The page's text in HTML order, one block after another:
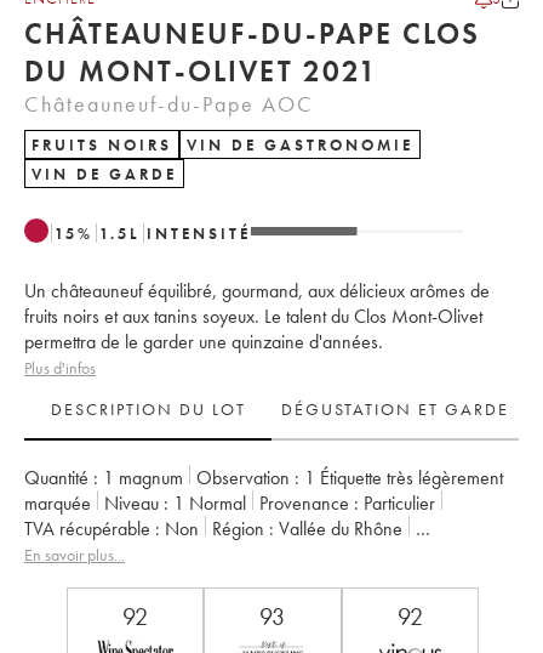
CHÂTEAUNEUF-DU-PAPE CLOS
DU MONT-OLIVET 2021
Châteauneuf-du-Pape AOC
FRUITS NOIRS
VIN DE GASTRONOMIE
VIN DE GARDE
15% 1.5 L INTENSITÉ
Un châteauneuf équilibré, gourmand, aux délicieux arômes de
fruits noirs et aux tanins soyeux. Le talent du Clos Mont-Olivet
permettra de le garder une quinzaine d'années.
Plus d'infos
DESCRIPTION DU LOT
DÉGUSTATION ET GARDE
Quantité : 1 magnum Observation : 1 Étiquette très légèrement
marquée
Niveau : 1 Normal Provenance : particulier
TVA récupérable :
non Région :
Vallée du Rhône
Appellation :
En savoir plus...
92 93 92